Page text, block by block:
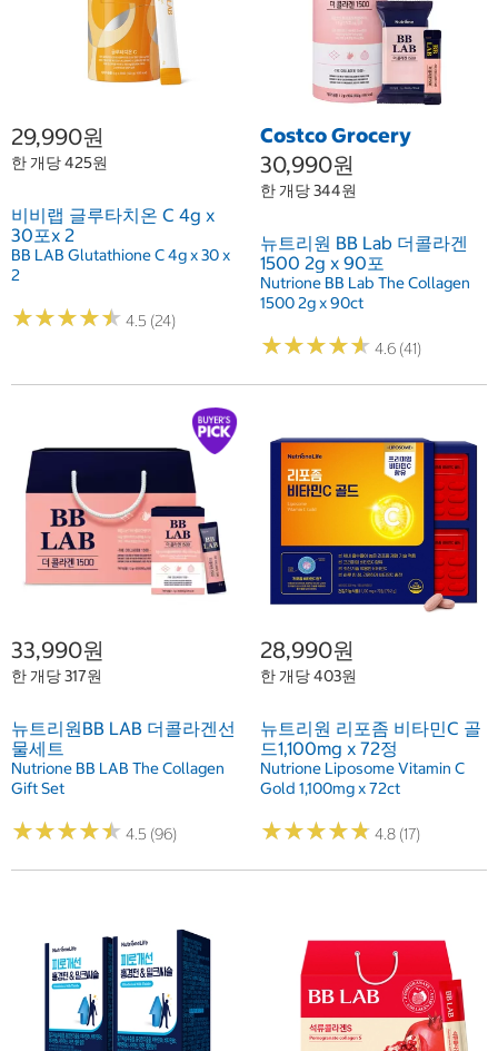
29,990원
한 개당 425원
비비랩 글루타치온 C 4g x
30포x 2
BB LAB Glutathione C 4g x 30 x
2
★★★★★
★★★★★ 4.5 (24)
Costco Grocery
30,990원
한 개당 344원
뉴트리원 BB Lab 더콜라겐
1500 2g x 90포
Nutrione BB Lab The Collagen
1500 2g x 90ct
★★★★★
★★★★★ 4.6 (41)
33,990원
한 개당 317원
뉴트리원BB LAB 더콜라겐선
물세트
Nutrione BB LAB The Collagen
Gift Set
★★★★★
★★★★★ 4.5 (96)
28,990원
한 개당 403원
뉴트리원 리포좀 비타민C 골
드1,100mg x 72정
Nutrione Liposome Vitamin C
Gold 1,100mg x 72ct
★★★★★
★★★★★ 4.8 (17)